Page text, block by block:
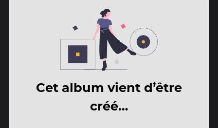
Cet album vient d’être
créé…